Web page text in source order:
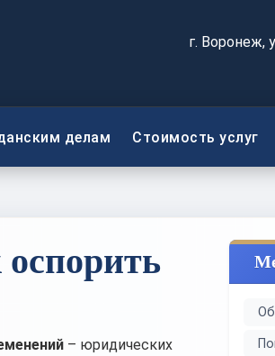
г. Воронеж,
делам Стоимость услуг
– юридических